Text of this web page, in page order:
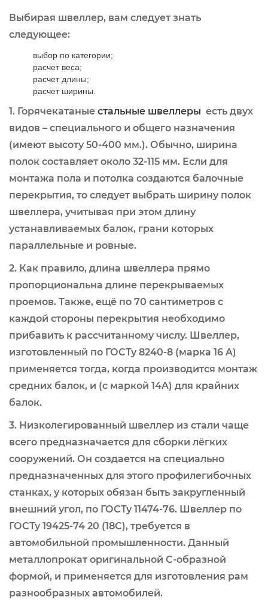
Выбирая швеллер, вам следует знать
следующее:
выбор по категории;
расчет веса;
расчет длины;
расчет ширины.
1. Горячекатаные стальные швеллеры есть двух
видов – специального и общего назначения
(имеют высоту 50-400 мм.). Обычно, ширина
полок составляет около 32-115 мм. Если для
монтажа пола и потолка создаются балочные
перекрытия, то следует выбрать ширину полок
швеллера, учитывая при этом длину
устанавливаемых балок, грани которых
параллельные и ровные.
2. Как правило, длина швеллера прямо
пропорциональна длине перекрываемых
проемов. Также, ещё по 70 сантиметров с
каждой стороны перекрытия необходимо
прибавить к рассчитанному числу. Швеллер,
изготовленный по ГОСТу 8240-8 (марка 16 A)
применяется тогда, когда производится монтаж
средних балок, и (с маркой 14A) для крайних
балок.
3. Низколегированный швеллер из стали чаще
всего предназначается для сборки лёгких
сооружений. Он создается на специально
предназначенных для этого профилегибочных
станках, у которых обязан быть закругленный
внешний угол, по ГОСТу 11474-76. Швеллер по
ГОСТу 19425-74 20 (18C), требуется в
автомобильной промышленности. Данный
металлопрокат оригинальной С-образной
формой, и применяется для изготовления рам
разнообразных автомобилей.